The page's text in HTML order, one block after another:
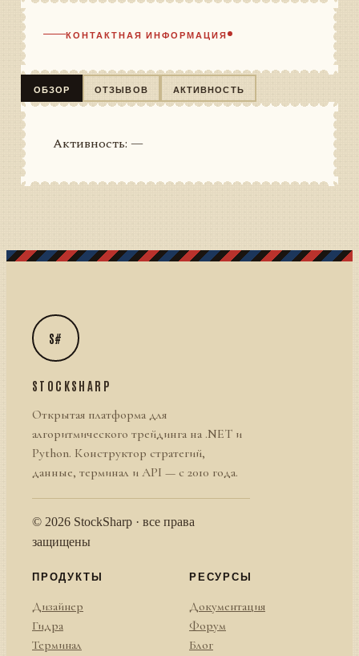
КОНТАКТНАЯ ИНФОРМАЦИЯ
ОБЗОР ОТЗЫВОВ АКТИВНОСТЬ
Активность: —
S#
STOCKSHARP
Открытая платформа для
алгоритмического трейдинга на .NET и
Python. Конструктор стратегий,
данные, терминал и API — с 2010 года.
© 2026 StockSharp · все права
защищены
ПРОДУКТЫ
Дизайнер
Гидра
Терминал
РЕСУРСЫ
Документация
Форум
Блог